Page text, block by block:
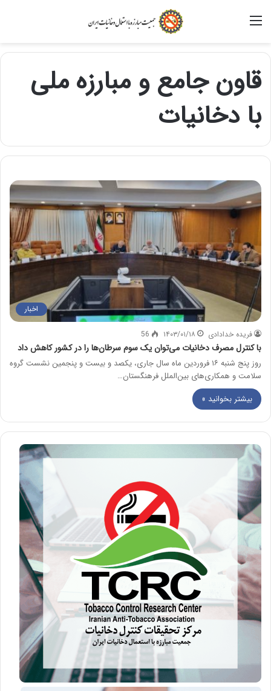
قاون جامع و مبارزه ملی
با دخانیات
اخبار
فریده خدادادی ۱۴۰۳/۰۱/۱۸ 56
با کنترل مصرف دخانیات می‌توان یک سوم سرطان‌ها را در کشور کاهش داد
روز پنج شنبه ۱۶ فروردین ماه سال جاری، یکصد و بیست و پنجمین نشست گروه
سلامت و همکاری‌های بین‌الملل فرهنگستان…
بیشتر بخوانید »